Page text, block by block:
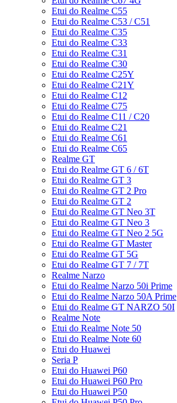
Etui do Realme C55
Etui do Realme C53 / C51
Etui do Realme C35
Etui do Realme C33
Etui do Realme C31
Etui do Realme C30
Etui do Realme C25Y
Etui do Realme C21Y
Etui do Realme C12
Etui do Realme C75
Etui do Realme C11 / C20
Etui do Realme C21
Etui do Realme C61
Etui do Realme C65
Realme GT
Etui do Realme GT 6 / 6T
Etui do Realme GT 3
Etui do Realme GT 2 Pro
Etui do Realme GT 2
Etui do Realme GT Neo 3T
Etui do Realme GT Neo 3
Etui do Realme GT Neo 2 5G
Etui do Realme GT Master
Etui do Realme GT 5G
Etui do Realme GT 7 / 7T
Realme Narzo
Etui do Realme Narzo 50i Prime
Etui do Realme Narzo 50A Prime
Etui do Realme GT NARZO 50I
Realme Note
Etui do Realme Note 50
Etui do Realme Note 60
Etui do Huawei
Seria P
Etui do Huawei P60
Etui do Huawei P60 Pro
Etui do Huawei P50